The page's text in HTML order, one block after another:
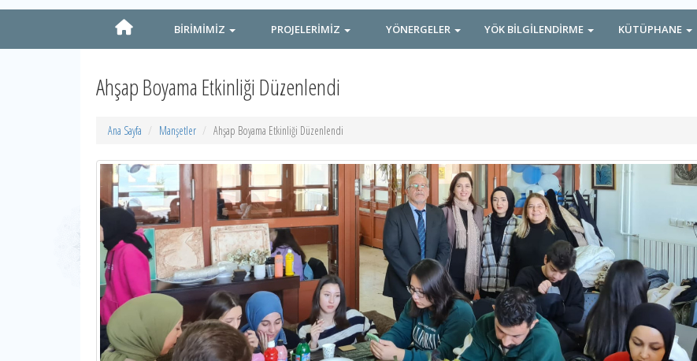
BİRİMİMİZ PROJELERİMİZ YÖNERGELER YÖK BİLGİLENDİRME KÜTÜPHANE
Ahşap Boyama Etkinliği Düzenlendi
Ana Sayfa Manşetler Ahşap Boyama Etkinliği Düzenlendi